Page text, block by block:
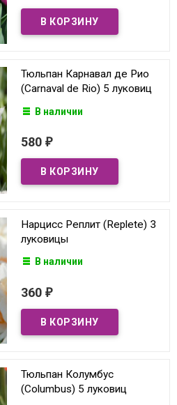
Тюльпан Карнавал де Рио
(Carnaval de Rio) 5 луковиц
В наличии
580 ₽
Нарцисс Реплит (Replete) 3
луковицы
В наличии
360 ₽
Тюльпан Колумбус
(Columbus) 5 луковиц